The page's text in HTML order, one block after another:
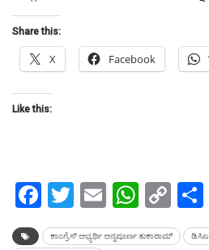
Share this:
X Facebook
Like this:
Facebook
Twitter
Email
ಕಾಂಗ್ರೆಸ್ ಅಭ್ಯರ್ಥಿ ಅನ್ನಪೂರ್ಣ ತುಕಾರಾಮ್